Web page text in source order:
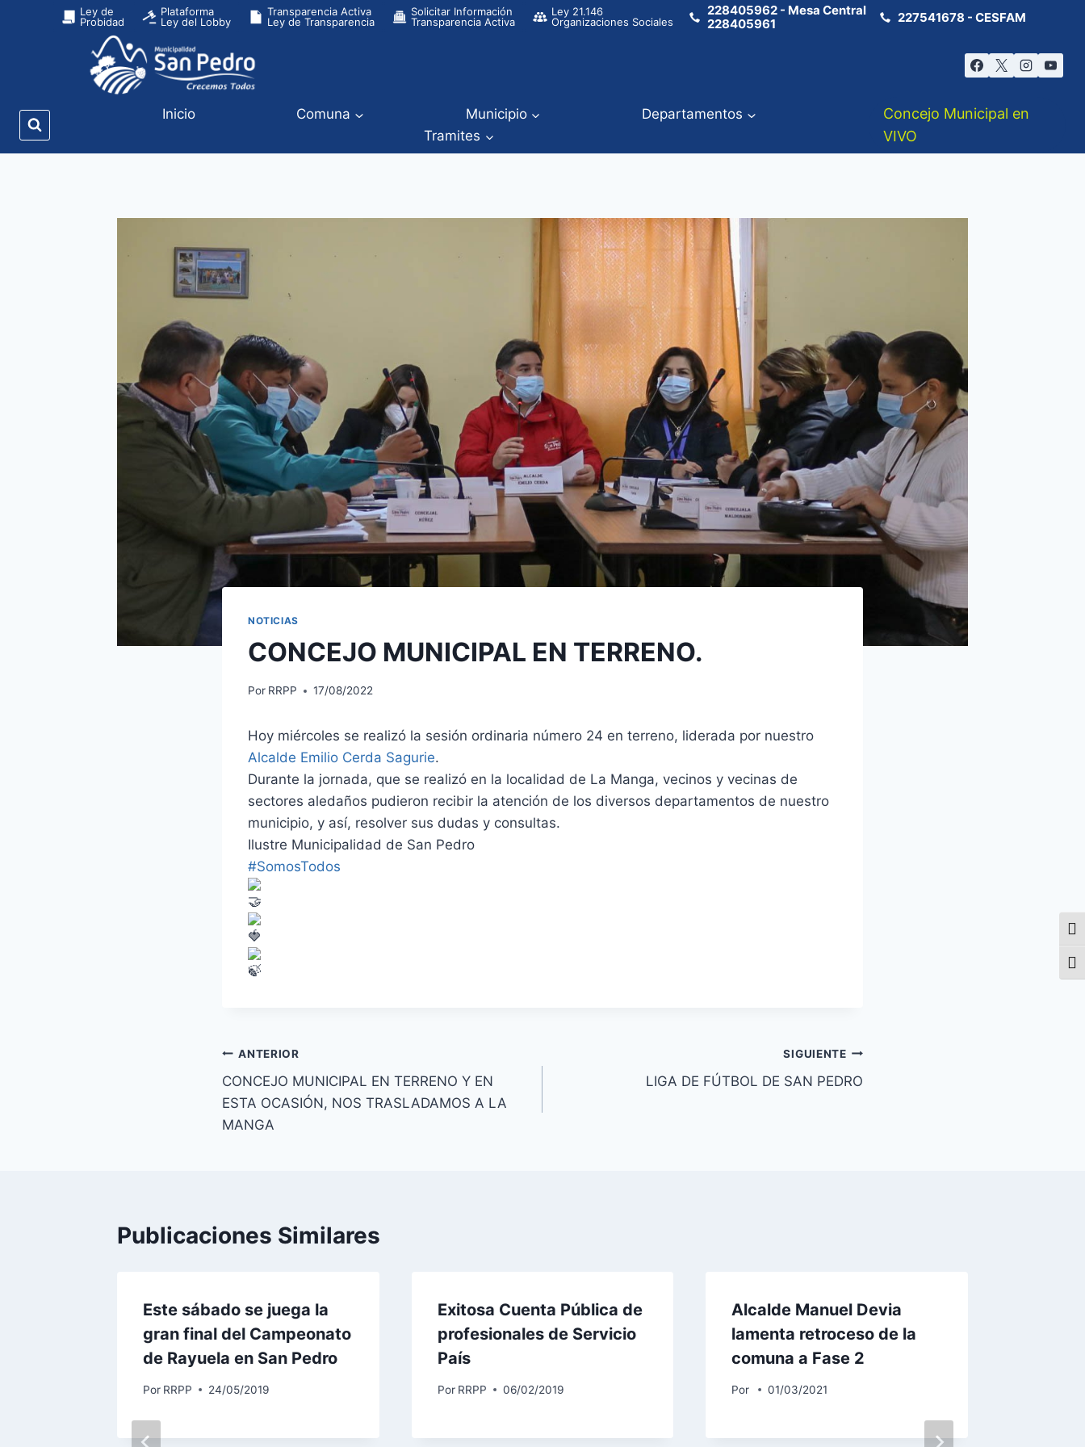
Ley de
Probidad
Plataforma
Ley del Lobby
Transparencia Activa
Ley de Transparencia
Solicitar Información
Transparencia Activa
Ley 21.146
Organizaciones Sociales
228405962 - Mesa Central
228405961
227541678 - CESFAM
Inicio Comuna Municipio
Departamentos
Tramites
Concejo Municipal en
VIVO
NOTICIAS
CONCEJO MUNICIPAL EN TERRENO.
Por RRPP 17/08/2022
Hoy miércoles se realizó la sesión ordinaria número 24 en terreno, liderada por nuestro
Alcalde Emilio Cerda Sagurie.
Durante la jornada, que se realizó en la localidad de La Manga, vecinos y vecinas de
sectores aledaños pudieron recibir la atención de los diversos departamentos de nuestro
municipio, y así, resolver sus dudas y consultas.
Ilustre Municipalidad de San Pedro
#SomosTodos
ANTERIOR
CONCEJO MUNICIPAL EN TERRENO Y EN
ESTA OCASIÓN, NOS TRASLADAMOS A LA
MANGA
SIGUIENTE
LIGA DE FÚTBOL DE SAN PEDRO
Publicaciones Similares
Este sábado se juega la
gran final del Campeonato
de Rayuela en San Pedro
Por RRPP 24/05/2019
Exitosa Cuenta Pública de
profesionales de Servicio
País
Por RRPP 06/02/2019
Alcalde Manuel Devia
lamenta retroceso de la
comuna a Fase 2
Por 01/03/2021